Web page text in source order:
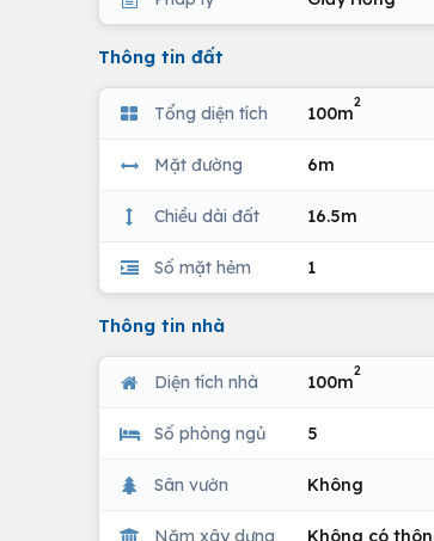
Thông tin đất
Tổng diện tích 100m
2
Mặt đường 6m
Chiều dài đất 16.5m
Số mặt hẻm 1
Thông tin nhà
Diện tích nhà 100m
2
Số phòng ngủ 5
Sân vườn Không
Năm xây dựng Không có